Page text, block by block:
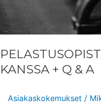
KANSSA + Q & A
Asiakaskokemukset /